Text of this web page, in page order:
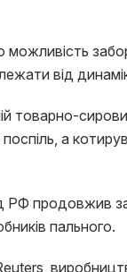
від
а
РФ продовжив
пального.